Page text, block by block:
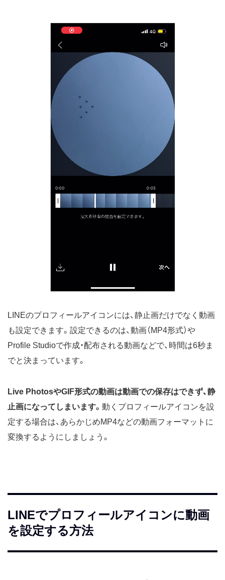
LINEのプロフィールアイコンには、静止画だけでなく動画
も設定できます。設定できるのは、動画（MP4形式）や
Profile Studioで作成・配布される動画などで、時間は6秒ま
でと決まっています。
Live PhotosやGIF形式の動画は動画での保存はできず、静
止画になってしまいます。 動くプロフィールアイコンを設
定する場合は、あらかじめMP4などの動画フォーマットに
変換するようにしましょう。
LINEでプロフィールアイコンに動画
を設定する方法